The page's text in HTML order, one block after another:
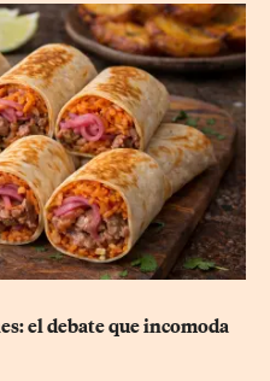
el debate que incomoda